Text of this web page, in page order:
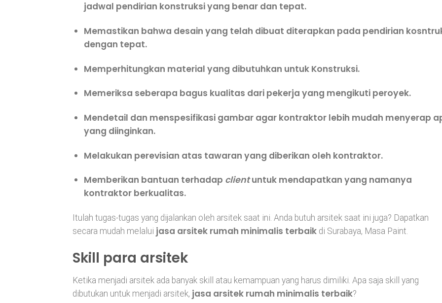
jadwal pendirian konstruksi yang benar dan tepat.
Memastikan bahwa desain yang telah dibuat diterapkan pada pendirian
dengan tepat.
Memperhitungkan material yang dibutuhkan untuk Konstruksi.
Memeriksa seberapa bagus kualitas dari pekerja yang mengikuti peroyek.
Mendetail dan menspesifikasi gambar agar kontraktor lebih mudah menyerap
yang diinginkan.
Melakukan perevisian atas tawaran yang diberikan oleh kontraktor.
Memberikan bantuan terhadap clientuntuk mendapatkan yang namanya
kontraktor berkualitas.
Itulah tugas-tugas yang dijalankan oleh arsitek saat ini. Anda butuh arsitek saat ini juga? Dapatkan
secara mudah melalui jasa arsitek rumah minimalis terbaik di Surabaya, Masa Paint.
Skill para arsitek
Ketika menjadi arsitek ada banyak skill atau kemampuan yang harus dimiliki. Apa saja skill yang
dibutukan untuk menjadi arsitek, jasa arsitek rumah minimalis terbaik?